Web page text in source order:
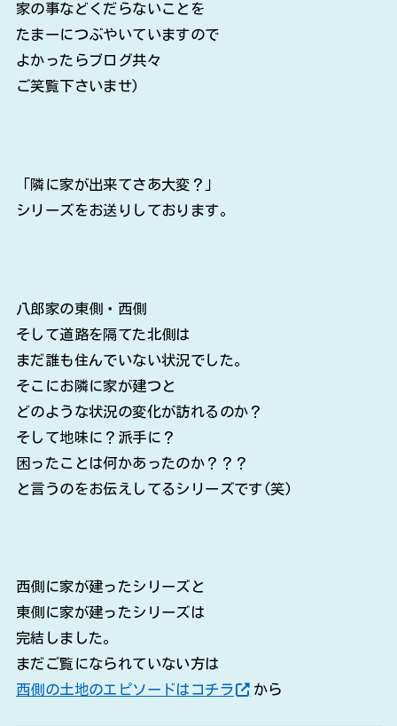
家の事などくだらないことを
たまーにつぶやいていますので
よかったらブログ共々
ご笑覧下さいませ)
「隣に家が出来てさあ大変？」
シリーズをお送りしております。
八郎家の東側・西側
そして道路を隔てた北側は
まだ誰も住んでいない状況でした。
そこにお隣に家が建つと
どのような状況の変化が訪れるのか？
そして地味に？派手に？
困ったことは何かあったのか？？？
と言うのをお伝えしてるシリーズです(笑)
西側に家が建ったシリーズと
東側に家が建ったシリーズは
完結しました。
まだご覧になられていない方は
西側の土地のエピソードはコチラ
から